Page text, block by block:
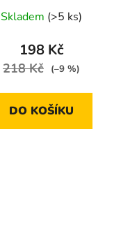
Skladem (>5 ks)
198 Kč
218 Kč (–9 %)
DO KOŠÍKU